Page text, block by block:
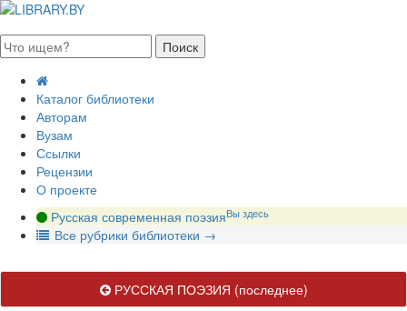
Каталог библиотеки
Авторам
Вузам
Ссылки
Рецензии
О проекте
Русская современная поэзияВы здесь
Все рубрики библиотеки →
РУССКАЯ ПОЭЗИЯ (последнее)